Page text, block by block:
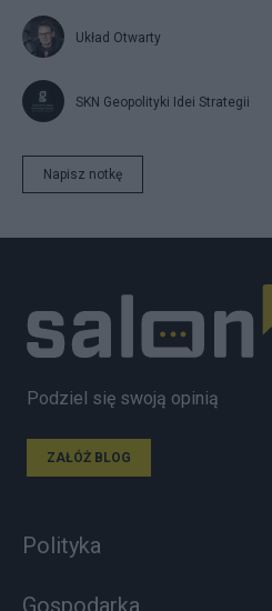
Układ Otwarty
SKN Geopolityki Idei Strategii
Napisz notkę
Podziel się swoją opinią
ZAŁÓŻ BLOG
Polityka
Gospodarka